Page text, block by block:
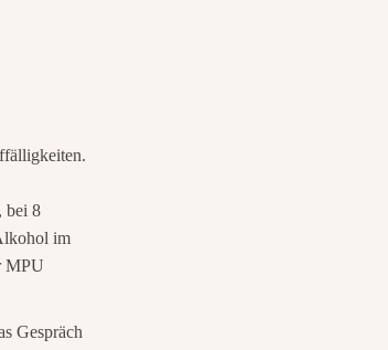
bei 8
im
MPU
Gespräch